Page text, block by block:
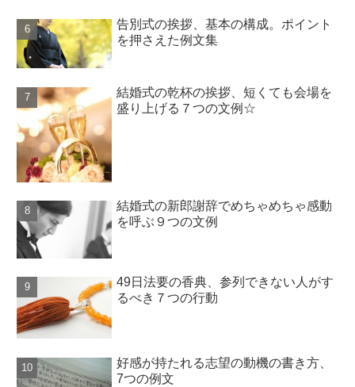
告別式の挨拶、基本の構成。ポイント
を押さえた例文集
結婚式の乾杯の挨拶、短くても会場を
盛り上げる７つの文例☆
結婚式の新郎謝辞でめちゃめちゃ感動
を呼ぶ９つの文例
49日法要の香典、参列できない人がす
るべき７つの行動
好感が持たれる志望の動機の書き方、
7つの例文